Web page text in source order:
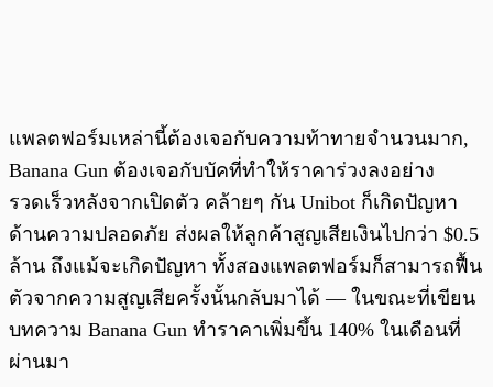
แพลตฟอร์มเหล่านี้ต้องเจอกับความท้าทายจำนวนมาก,
Banana Gun ต้องเจอกับบัคที่ทำให้ราคาร่วงลงอย่าง
รวดเร็วหลังจากเปิดตัว คล้ายๆ กัน Unibot ก็เกิดปัญหา
ด้านความปลอดภัย ส่งผลให้ลูกค้าสูญเสียเงินไปกว่า $0.5
ล้าน ถึงแม้จะเกิดปัญหา ทั้งสองแพลตฟอร์มก็สามารถฟื้น
ตัวจากความสูญเสียครั้งนั้นกลับมาได้ — ในขณะที่เขียน
บทความ Banana Gun ทำราคาเพิ่มขึ้น 140% ในเดือนที่
ผ่านมา